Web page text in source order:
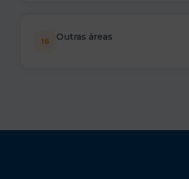
16 Outras áreas